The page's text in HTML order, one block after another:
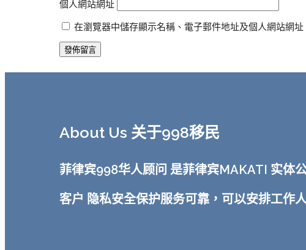
個人網站網址
在瀏覽器中儲存顯示名稱、電子郵件地址及個人網站網
About Us 关于998移民
菲律宾998华人顾问 是菲律宾MAKATI 实体
客户 隐私安全保护服务可靠，可以安排工作